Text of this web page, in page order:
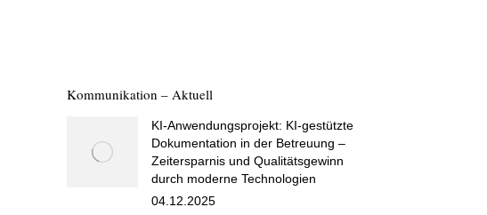
Kommunikation – Aktuell
KI-Anwendungsprojekt: KI-gestützte
Dokumentation in der Betreuung –
Zeitersparnis und Qualitätsgewinn
durch moderne Technologien
04.12.2025